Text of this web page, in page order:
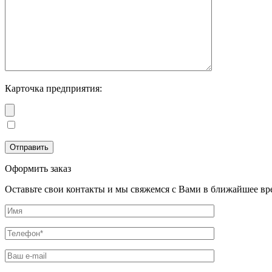
Карточка предприятия:
Оформить заказ
Оставьте свои контакты и мы свяжемся с Вами в ближайшее